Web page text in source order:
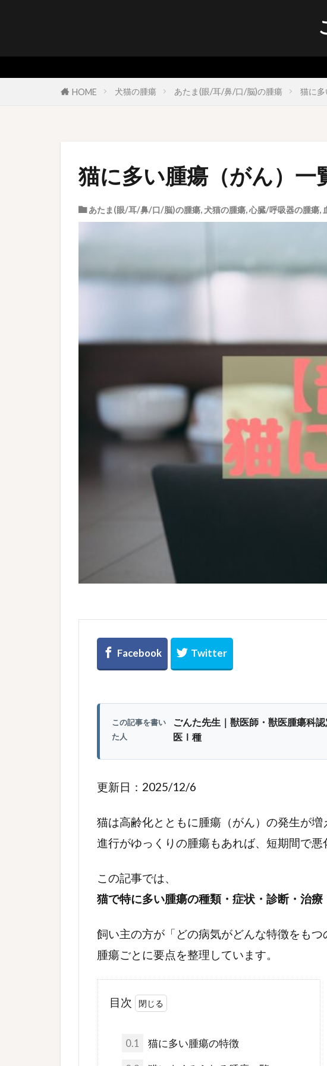
HOME 犬猫の腫瘍 あたま(眼/耳/鼻/口/脳)の腫瘍 猫に
猫に多い腫瘍（がん）一
あたま(眼/耳/鼻/口/脳)の腫瘍, 犬猫の腫瘍,心臓/呼吸器の腫瘍,
この記事を書い
た人
ごんた先生｜獣医師・獣医腫瘍科認
医Ⅰ種
更新日：2025/12/6
猫は高齢化とともに腫瘍（がん）の発生が増
進行がゆっくりの腫瘍もあれば、短期間で
この記事では、
猫で特に多い腫瘍の種類・症状・診断・治療
飼い主の方が「どの病気がどんな特徴をもつ
腫瘍ごとに要点を整理しています。
目次
0.1 猫に多い腫瘍の特徴